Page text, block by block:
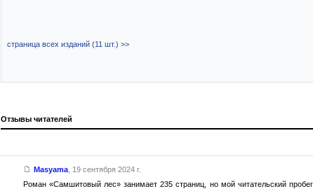
страница всех изданий (11 шт.) >>
Отзывы читателей
Masyama, 19 сентября 2024 г.
Роман «Самшитовый лес» занимает 235 страниц, но мой читательский